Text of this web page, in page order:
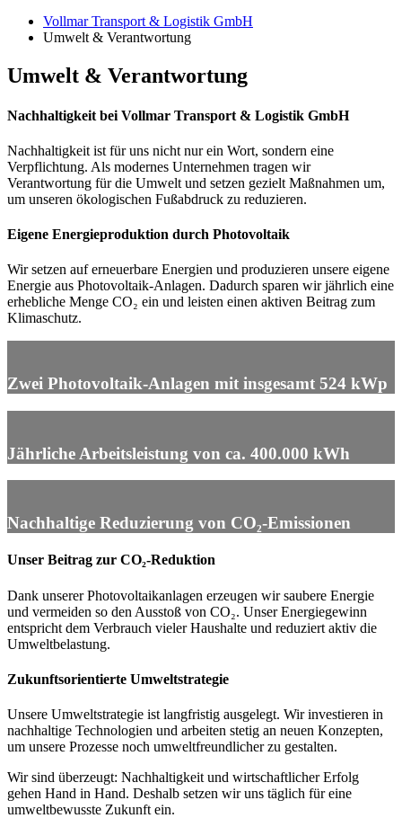
Vollmar Transport & Logistik GmbH
Umwelt & Verantwortung
Umwelt & Verantwortung
Nachhaltigkeit bei Vollmar Transport & Logistik GmbH
Nachhaltigkeit ist für uns nicht nur ein Wort, sondern eine
Verpflichtung. Als modernes Unternehmen tragen wir
Verantwortung für die Umwelt und setzen gezielt Maßnahmen um,
um unseren ökologischen Fußabdruck zu reduzieren.
Eigene Energieproduktion durch Photovoltaik
Wir setzen auf erneuerbare Energien und produzieren unsere eigene
Energie aus Photovoltaik-Anlagen. Dadurch sparen wir jährlich eine
erhebliche Menge CO₂ ein und leisten einen aktiven Beitrag zum
Klimaschutz.
Zwei Photovoltaik-Anlagen mit insgesamt 524 kWp
Jährliche Arbeitsleistung von ca. 400.000 kWh
Nachhaltige Reduzierung von CO₂-Emissionen
Unser Beitrag zur CO₂-Reduktion
Dank unserer Photovoltaikanlagen erzeugen wir saubere Energie
und vermeiden so den Ausstoß von CO₂. Unser Energiegewinn
entspricht dem Verbrauch vieler Haushalte und reduziert aktiv die
Umweltbelastung.
Zukunftsorientierte Umweltstrategie
Unsere Umweltstrategie ist langfristig ausgelegt. Wir investieren in
nachhaltige Technologien und arbeiten stetig an neuen Konzepten,
um unsere Prozesse noch umweltfreundlicher zu gestalten.
Wir sind überzeugt: Nachhaltigkeit und wirtschaftlicher Erfolg
gehen Hand in Hand. Deshalb setzen wir uns täglich für eine
umweltbewusste Zukunft ein.